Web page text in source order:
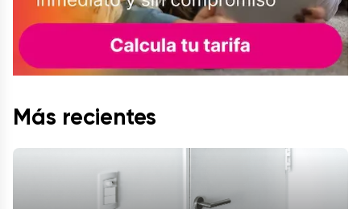
Más recientes